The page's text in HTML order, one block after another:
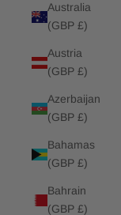
Australia
(GBP £)
Austria
(GBP £)
Azerbaijan
(GBP £)
Bahamas
(GBP £)
Bahrain
(GBP £)